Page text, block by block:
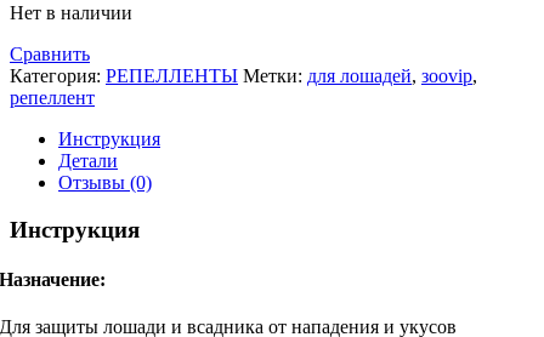
Нет в наличии
Сравнить
Категория: РЕПЕЛЛЕНТЫ Метки: для лошадей, зооvip,
репеллент
Инструкция
Детали
Отзывы (0)
Инструкция
Назначение:
Для защиты лошади и всадника от нападения и укусов